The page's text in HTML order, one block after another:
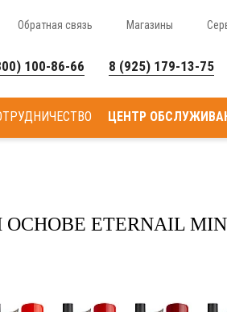
Обратная связь Магазины
100-86-66 8 (925) 179-13-75
ЦЕНТР
ETERNAIL